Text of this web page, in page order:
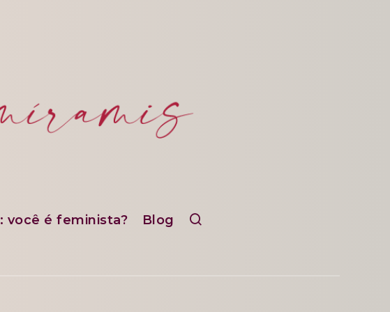
você é feminista? Blog